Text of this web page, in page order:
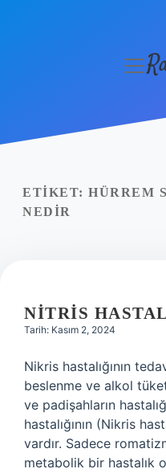
Yasal Uyarı
ETIKET: HÜRREM
NEDIR
NITRIS
Tarih: Kasım 2, 2024
Nikris hastalığının
beslenme ve alkol
ve padişahların
hastalığının (Nikris
vardır. Sadece
metabolik bir hastalık